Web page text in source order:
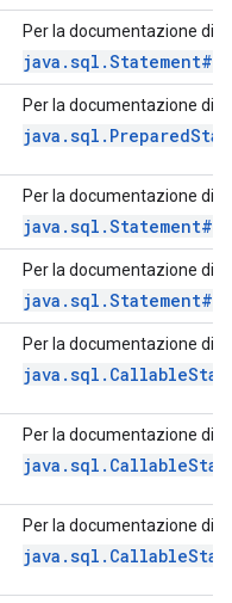
Per la documentazione di
Per la documentazione di
Per la documentazione di
Per la documentazione di
Per la documentazione di
Per la documentazione di
Per la documentazione di